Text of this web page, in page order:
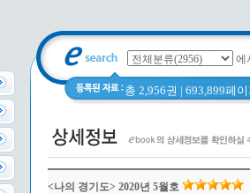
에
총 2,956권 | 693,899페
<나의 경기도> 2020년 5월호